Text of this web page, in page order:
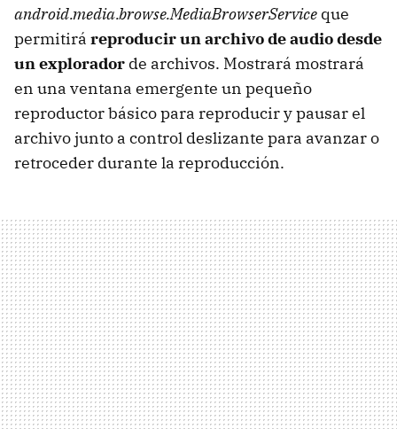
android.media.browse.MediaBrowserService que
permitirá reproducir un archivo de audio desde
un explorador de archivos. Mostrará mostrará
en una ventana emergente un pequeño
reproductor básico para reproducir y pausar el
archivo junto a control deslizante para avanzar o
retroceder durante la reproducción.